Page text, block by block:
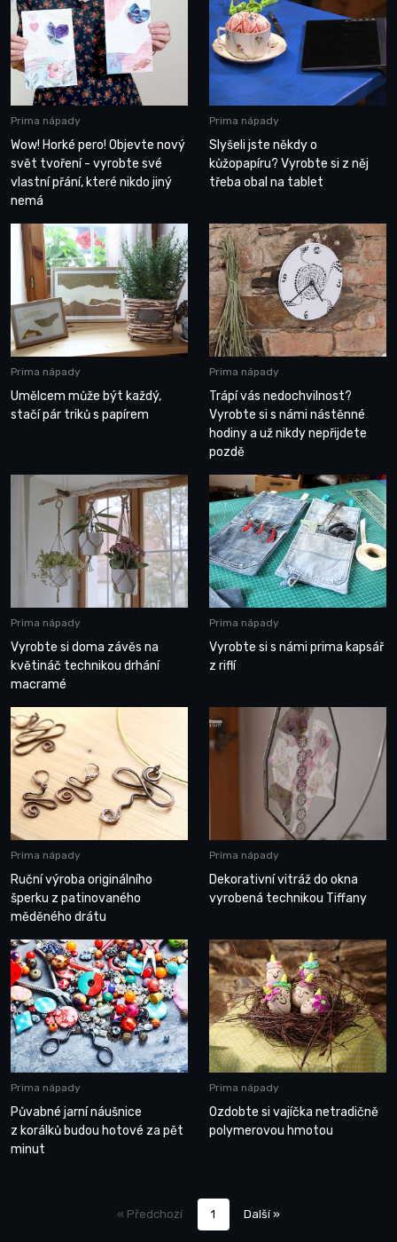
Prima nápady
Wow! Horké pero! Objevte nový
svět tvoření - vyrobte své
vlastní přání, které nikdo jiný
nemá
Prima nápady
Slyšeli jste někdy o
kůžopapíru? Vyrobte si z něj
třeba obal na tablet
Prima nápady
Umělcem může být každý,
stačí pár triků s papírem
Prima nápady
Trápí vás nedochvilnost?
Vyrobte si s námi nástěnné
hodiny a už nikdy nepřijdete
pozdě
Prima nápady
Vyrobte si doma závěs na
květináč technikou drhání
macramé
Prima nápady
Vyrobte si s námi prima kapsář
z riflí
Prima nápady
Ruční výroba originálního
šperku z patinovaného
měděného drátu
Prima nápady
Dekorativní vitráž do okna
vyrobená technikou Tiffany
Prima nápady
Půvabné jarní náušnice
z korálků budou hotové za pět
minut
Prima nápady
Ozdobte si vajíčka netradičně
polymerovou hmotou
« Předchozí 1 Další »